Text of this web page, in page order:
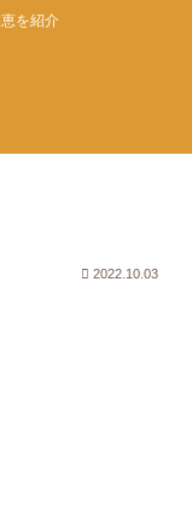
を紹介
2022.10.03